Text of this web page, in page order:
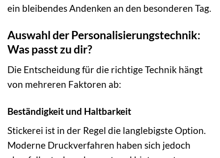
ein bleibendes Andenken an den besonderen Tag.
Auswahl der Personalisierungstechnik:
Was passt zu dir?
Die Entscheidung für die richtige Technik hängt
von mehreren Faktoren ab:
Beständigkeit und Haltbarkeit
Stickerei ist in der Regel die langlebigste Option.
Moderne Druckverfahren haben sich jedoch